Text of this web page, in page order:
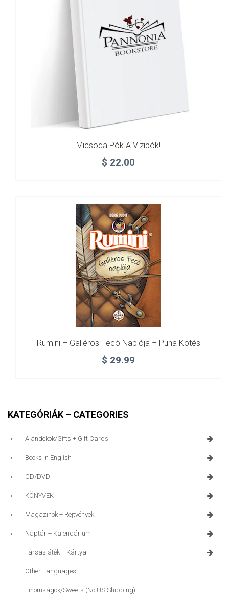
Micsoda Pók A Vizipók!
$ 22.00
Rumini – Galléros Fecó Naplója – Puha Kötés
$ 29.99
KATEGÓRIÁK – CATEGORIES
Ajándékok/gifts + Gift Cards
Books In English
CD/DVD
KÖNYVEK
Magazinok + Rejtvények
Naptár + Kalendárium
Társasjáték + Kártya
Other Languages
Finomságok/sweets (no US Shipping)